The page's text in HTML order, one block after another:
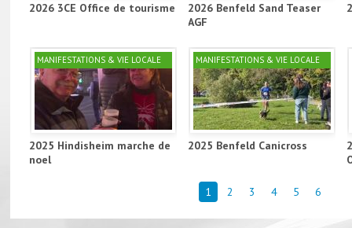
2026 3CE Office de tourisme
2026 Benfeld Sand Teaser
AGF
MANIFESTATIONS & VIE LOCALE
2025 Hindisheim marche de
noel
MANIFESTATIONS & VIE LOCALE
2025 Benfeld Canicross
1 2 3 4 5 6